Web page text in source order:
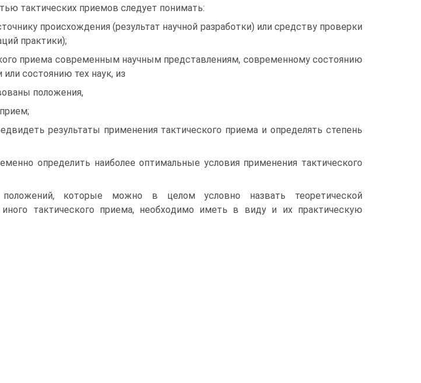
тактических приемов следует понимать:
происхождения (результат научной разработки) или средству проверки
практики);
приема современным научным представлениям, современному состоянию
состоянию тех наук, из
положения,
результаты применения тактического приема и определять степень
определить наиболее оптимальные условия применения тактического
которые можно в целом условно назвать теоретической
тактического приема, необходимо иметь в виду и их практическую